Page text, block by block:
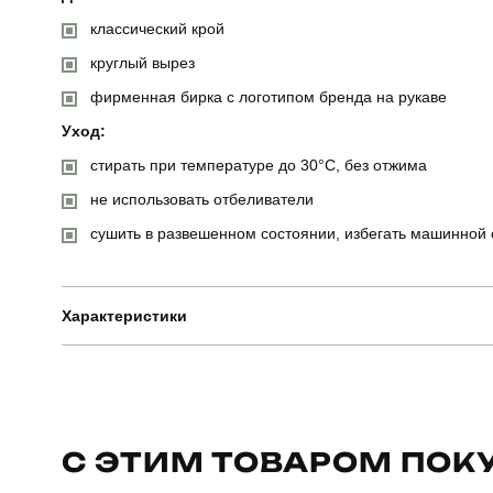
классический крой
круглый вырез
фирменная бирка с логотипом бренда на рукаве
Уход:
стирать при температуре до 30°C, без отжима
не использовать отбеливатели
сушить в развешенном состоянии, избегать машинной
Характеристики
Стиль
С ЭТИМ ТОВАРОМ